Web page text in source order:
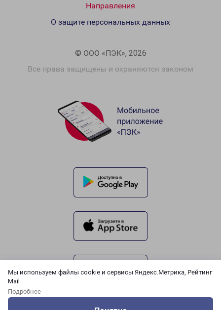
Мы используем файлы cookie и сервисы Яндекс.Метрика, Рейтинг
Mail
Подробнее
Направления
© ООО «ПЭК», 2026
Все права защищены и охраняются законом
О защите персональных данных